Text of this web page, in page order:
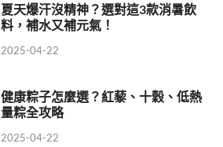
夏天爆汗沒精神？選對這3款消暑飲
料，補水又補元氣！
2025-04-22
健康粽子怎麼選？紅藜、十穀、低熱
量粽全攻略
2025-04-22